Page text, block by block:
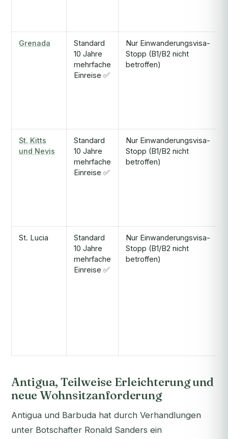
Grenada
Standard
10 Jahre
mehrfache
Einreise ✅
Nur Einwanderungsvisa-
Stopp (B1/B2 nicht
betroffen)
St. Kitts
und Nevis
Standard
10 Jahre
mehrfache
Einreise ✅
Nur Einwanderungsvisa-
Stopp (B1/B2 nicht
betroffen)
St. Lucia
Standard
10 Jahre
mehrfache
Einreise ✅
Nur Einwanderungsvisa-
Stopp (B1/B2 nicht
betroffen)
Antigua, Teilweise Erleichterung und
neue Wohnsitzanforderung
Antigua und Barbuda hat durch Verhandlungen
unter Botschafter Ronald Sanders ein